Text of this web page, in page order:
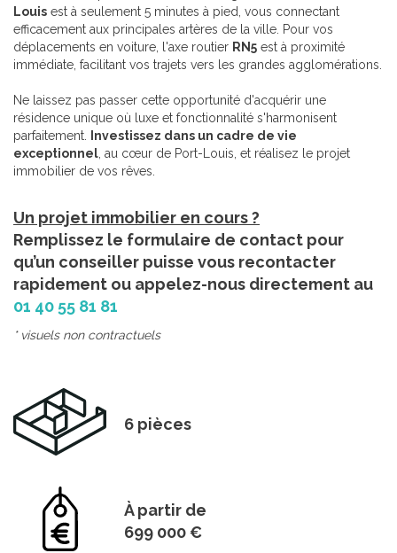
Louis est à seulement 5 minutes à pied, vous connectant
efficacement aux principales artères de la ville. Pour vos
déplacements en voiture, l'axe routier RN5 est à proximité
immédiate, facilitant vos trajets vers les grandes agglomérations.
Ne laissez pas passer cette opportunité d'acquérir une
résidence unique où luxe et fonctionnalité s'harmonisent
parfaitement.
Investissez dans un cadre de vie
exceptionnel, au cœur de Port-Louis, et réalisez le projet
immobilier de vos rêves.
Un projet immobilier en cours ?
Remplissez le formulaire de contact pour
qu’un conseiller puisse vous recontacter
rapidement ou appelez-nous directement au
01 40 55 81 81
* visuels non contractuels
6 pièces
À partir de
699 000 €